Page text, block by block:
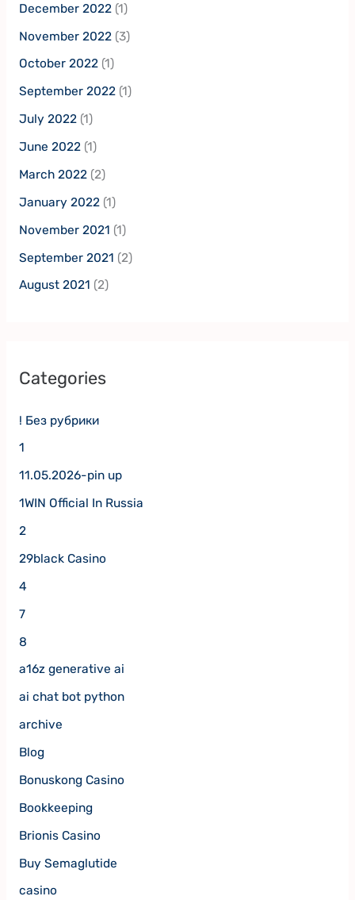
December 2022(1)
November 2022 (3)
October 2022(1)
September 2022(1)
July 2022(1)
June 2022(1)
March 2022(2)
January 2022(1)
November 2021 (1)
September 2021 (2)
August 2021 (2)
Categories
! Без рубрики
1
11.05.2026-pin up
1WIN Official In Russia
2
29black Casino
4
7
8
a16z generative ai
ai chat bot python
archive
Blog
Bonuskong Casino
Bookkeeping
Brionis Casino
Buy Semaglutide
casino